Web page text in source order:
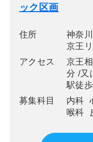
ック区画
住所
神奈
京王
アクセス
京王
分 /又
駅徒
募集科目
内科
喉科